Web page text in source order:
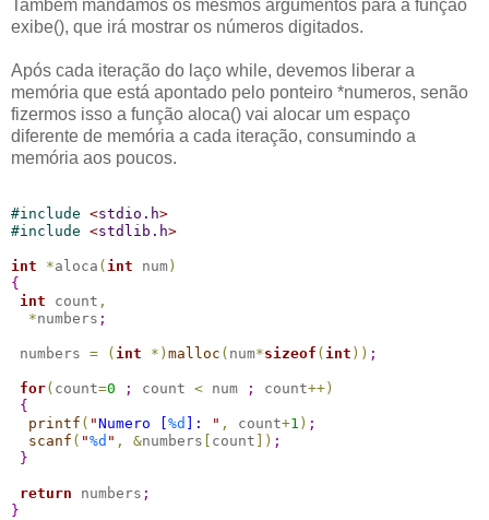
Também mandamos os mesmos argumentos para a função
exibe(), que irá mostrar os números digitados.
Após cada iteração do laço while, devemos liberar a
memória que está apontado pelo ponteiro *numeros, senão
fizermos isso a função aloca() vai alocar um espaço
diferente de memória a cada iteração, consumindo a
memória aos poucos.
#include <stdio.h>
#include <stdlib.h>
int *aloca ( int num)
{
int count ,
*numbers ;
numbers = ( int * ) malloc ( num*sizeof ( int ) ) ;
for( count=0 ; count < num ; count++)
{
printf ( "Numero [%d ]: " , count+1 ) ;
scanf ( "%d " , &numbers [ count ] ) ;
}
return numbers ;
}